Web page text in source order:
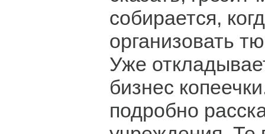
собирается,
организовать
Уже
бизнес
подробно